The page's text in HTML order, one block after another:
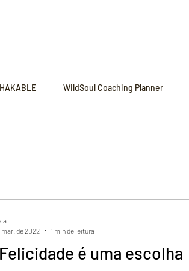
WildSoul Coaching Planner
é uma escolha
mar. de 2022
1 min de leitura